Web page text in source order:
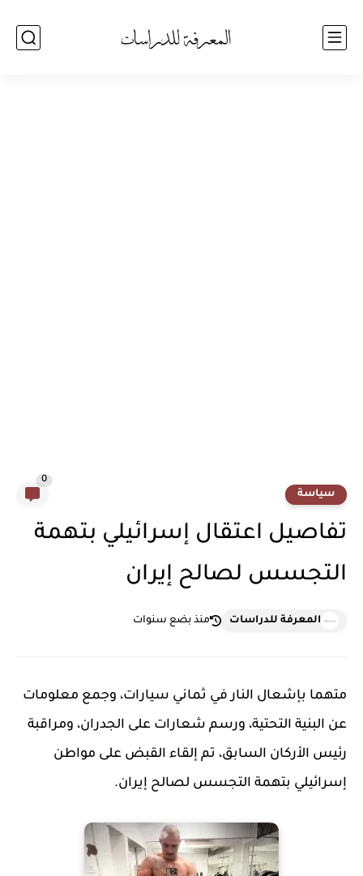
سياسة
0
تفاصيل اعتقال إسرائيلي بتهمة
التجسس لصالح إيران
المعرفة للدراسات منذ بضع سنوات
متهما بإشعال النار في ثماني سيارات، وجمع معلومات
عن البنية التحتية، ورسم شعارات على الجدران، ومراقبة
رئيس الأركان السابق، تم إلقاء القبض على مواطن
إسرائيلي بتهمة التجسس لصالح إيران.